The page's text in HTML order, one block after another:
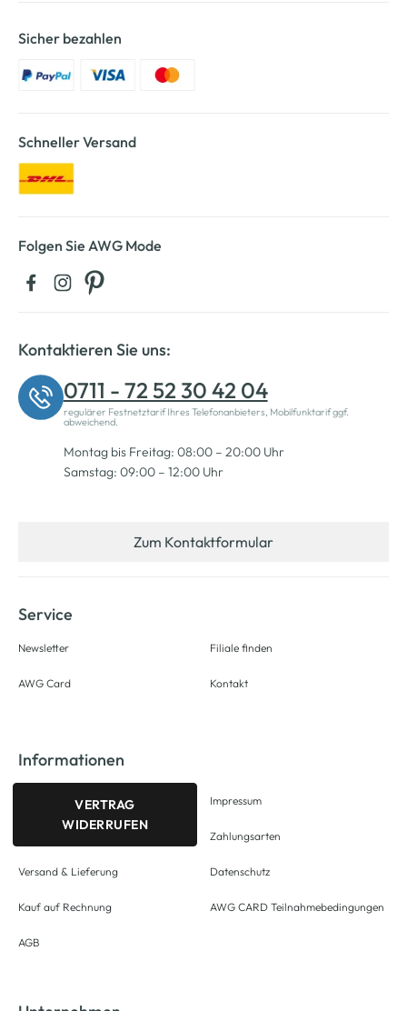
Sicher bezahlen
Schneller Versand
Folgen Sie AWG Mode
Kontaktieren Sie uns:
0711 - 72 52 30 42 04
regulärer Festnetztarif Ihres Telefonanbieters, Mobilfunktarif ggf.
abweichend.
Montag bis Freitag: 08:00 – 20:00 Uhr
Samstag: 09:00 – 12:00 Uhr
Zum Kontaktformular
Service
Newsletter
AWG Card
Filiale finden
Kontakt
Informationen
VERTRAG
WIDERRUFEN
Versand & Lieferung
Kauf auf Rechnung
AGB
Impressum
Zahlungsarten
Datenschutz
AWG CARD Teilnahmebedingungen